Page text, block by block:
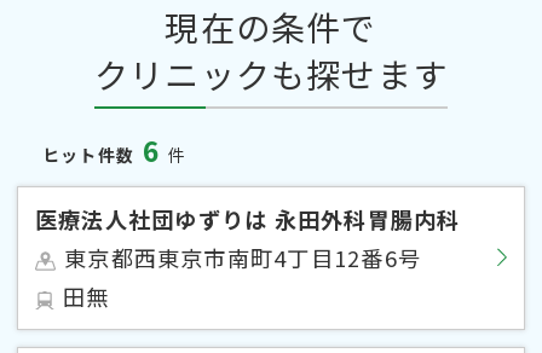
現在の条件で
クリニックも探せます
ヒット件数 6 件
医療法人社団ゆずりは 永田外科胃腸内科
東京都西東京市南町4丁目12番6号
田無